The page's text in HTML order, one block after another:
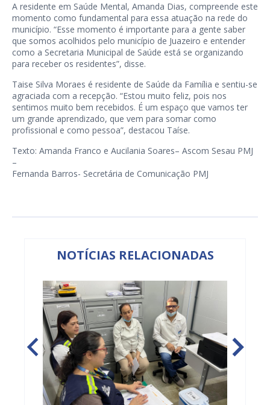
A residente em Saúde Mental, Amanda Dias, compreende este
momento como fundamental para essa atuação na rede do
município. “Esse momento é importante para a gente saber
que somos acolhidos pelo município de Juazeiro e entender
como a Secretaria Municipal de Saúde está se organizando
para receber os residentes”, disse.
Taise Silva Moraes é residente de Saúde da Família e sentiu-se
agraciada com a recepção. “Estou muito feliz, pois nos
sentimos muito bem recebidos. É um espaço que vamos ter
um grande aprendizado, que vem para somar como
profissional e como pessoa”, destacou Taíse.
Texto: Amanda Franco e Aucilania Soares– Ascom Sesau PMJ
–
Fernanda Barros- Secretária de Comunicação PMJ
NOTÍCIAS RELACIONADAS